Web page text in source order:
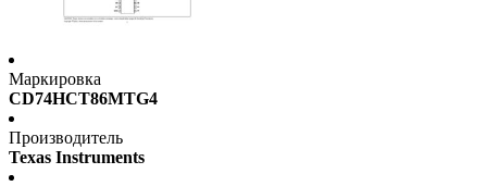
Маркировка
CD74HCT86MTG4
Производитель
Texas Instruments